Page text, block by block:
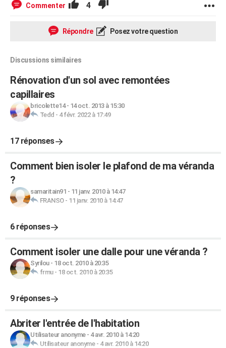
Commenter 4
Répondre Posez votre question
Discussions similaires
Rénovation d'un sol avec remontées
capillaires
bricolette14- 14 oct. 2013 à 15:30
Tedd - 4 févr. 2022 à 17:49
17 réponses
Comment bien isoler le plafond de ma véranda
?
samaritain91 - 11 janv. 2010 à 14:47
FRANSO- 11 janv. 2010 à 14:47
6 réponses
Comment isoler une dalle pour une véranda ?
Syrilou- 18 oct. 2010 à 20:35
frmu- 18 oct. 2010 à 20:35
9 réponses
Abriter l'entrée de l'habitation
Utilisateur anonyme- 4 avr. 2010 à 14:20
Utilisateur anonyme- 4 avr. 2010 à 14:20